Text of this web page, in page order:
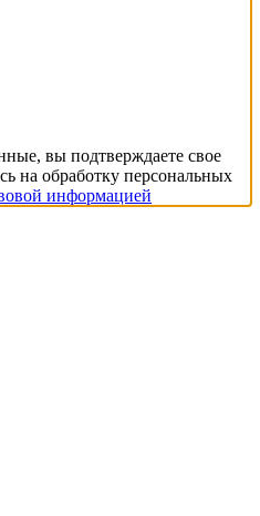
вы подтверждаете свое
на обработку персональных
информацией